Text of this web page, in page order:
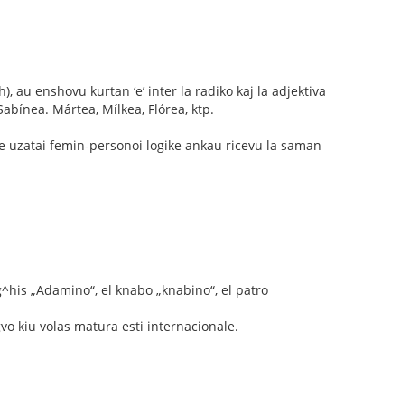
enshovu kurtan ‘e’ inter la radiko kaj la adjektiva
Mártea, Mílkea, Flórea, ktp.
femin-personoi logike ankau ricevu la saman
„Adamino“, el knabo „knabino“, el patro
kiu volas matura esti internacionale.